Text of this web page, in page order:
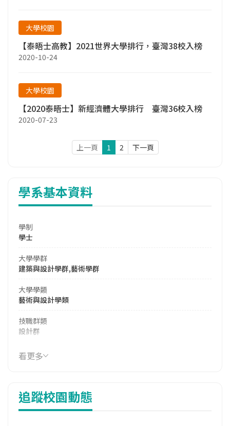
大學校園
【泰晤士高教】2021世界大學排行，臺灣38校入榜
2020-10-24
大學校園
【2020泰晤士】新經濟體大學排行 臺灣36校入榜
2020-07-23
上一頁 1 2 下一頁
學系基本資料
學制
學士
大學學群
建築與設計學群,藝術學群
大學學類
藝術與設計學類
技職群類
設計群
114年學費
16,820 元/學期
7,320 元/學期
114年註冊率
看更多
追蹤校園動態